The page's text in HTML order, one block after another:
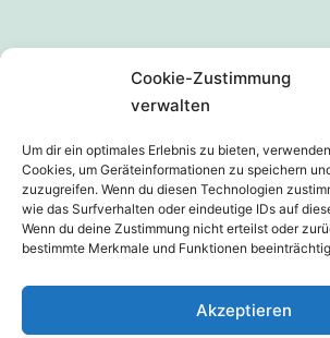
Cookie-Zustimmung
verwalten
Um dir ein optimales Erlebnis zu bieten,
Cookies, um Geräteinformationen zu speichern
zuzugreifen. Wenn du diesen Technologien
wie das Surfverhalten oder eindeutige IDs auf
Wenn du deine Zustimmung nicht erteilst oder
bestimmte Merkmale und Funktionen
Akzeptieren
Impressum
Cookie-Richtlinie (EU)
SCHÜTZENVEREIN
GOTTMANNSHOFEN E.V.